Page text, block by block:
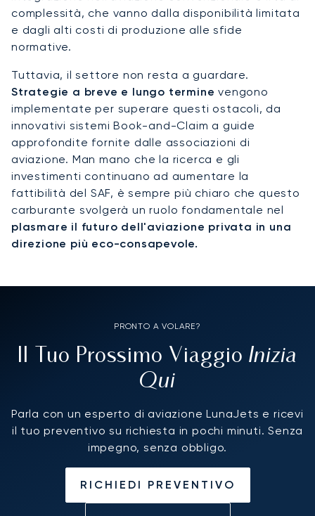
complessità, che vanno dalla disponibilità limitata
e dagli alti costi di produzione alle sfide
normative.
Tuttavia, il settore non resta a guardare.
Strategie a breve e lungo termine vengono
implementate per superare questi ostacoli, da
innovativi sistemi Book-and-Claim a guide
approfondite fornite dalle associazioni di
aviazione. Man mano che la ricerca e gli
investimenti continuano ad aumentare la
fattibilità del SAF, è sempre più chiaro che questo
carburante svolgerà un ruolo fondamentale nel
plasmare il futuro dell'aviazione privata in una
direzione più eco-consapevole.
PRONTO A VOLARE?
Il Tuo Prossimo Viaggio Inizia
Qui
Parla con un esperto di aviazione LunaJets e ricevi
il tuo preventivo su richiesta in pochi minuti. Senza
impegno, senza obbligo.
RICHIEDI PREVENTIVO